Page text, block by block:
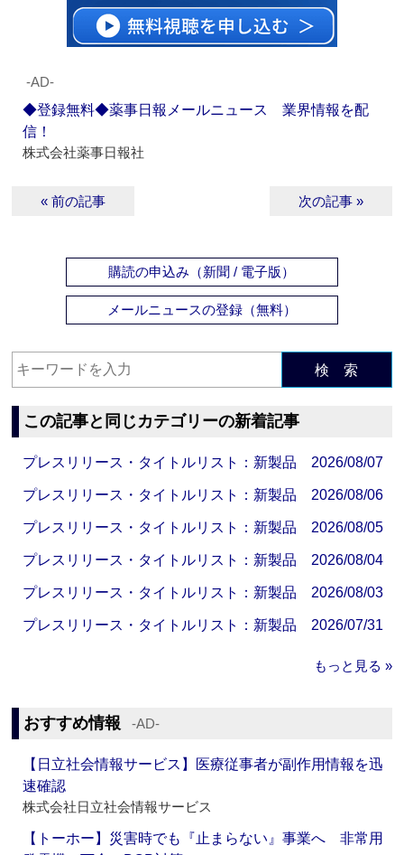
‐AD‐
◆登録無料◆薬事日報メールニュース 業界情報を配
信！
株式会社薬事日報社
« 前の記事 次の記事 »
購読の申込み（新聞 / 電子版）
メールニュースの登録（無料）
検 索
この記事と同じカテゴリーの新着記事
プレスリリース・タイトルリスト：新製品 2026/08/07
プレスリリース・タイトルリスト：新製品 2026/08/06
プレスリリース・タイトルリスト：新製品 2026/08/05
プレスリリース・タイトルリスト：新製品 2026/08/04
プレスリリース・タイトルリスト：新製品 2026/08/03
プレスリリース・タイトルリスト：新製品 2026/07/31
もっと見る »
おすすめ情報 ‐AD‐
【日立社会情報サービス】医療従事者が副作用情報を迅
速確認
株式会社日立社会情報サービス
【トーホー】災害時でも『止まらない』事業へ 非常用